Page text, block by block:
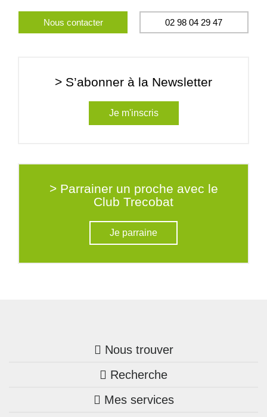
Nous contacter 02 98 04 29 47
> S’abonner à la Newsletter
Je m'inscris
> Parrainer un proche avec le
Club Trecobat
Je parraine
Nous trouver
Trouver une agence
Bretagne
Recherche
Nos annonces
Mes services